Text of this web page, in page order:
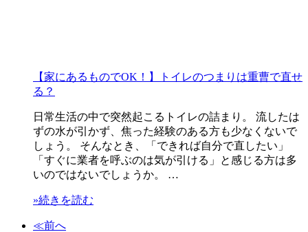
【家にあるものでOK！】トイレのつまりは重曹で直せ
る？
日常生活の中で突然起こるトイレの詰まり。 流したは
ずの水が引かず、焦った経験のある方も少なくないで
しょう。 そんなとき、「できれば自分で直したい」
「すぐに業者を呼ぶのは気が引ける」と感じる方は多
いのではないでしょうか。 …
»続きを読む
≪前へ